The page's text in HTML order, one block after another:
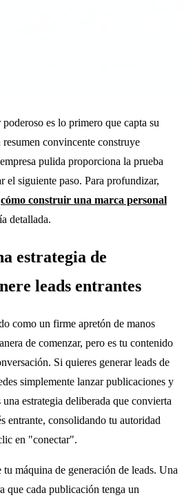
es lo primero que capta su
convincente construye
pulida proporciona la prueba
el siguiente paso. Para profundizar,
cómo construir una marca personal
detallada.
estrategia de
leads entrantes
como un firme apretón de manos
de comenzar, pero es tu contenido
Si quieres generar leads de
simplemente lanzar publicaciones y
estrategia deliberada que convierta
entrante, consolidando tu autoridad
en "conectar".
máquina de generación de leads. Una
que cada publicación tenga un